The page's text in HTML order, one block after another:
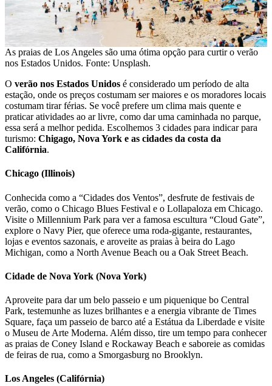
As praias de Los Angeles são uma ótima opção para curtir o verão
nos Estados Unidos. Fonte: Unsplash.
O verão nos Estados Unidos é considerado um período de alta
estação, onde os preços costumam ser maiores e os moradores locais
costumam tirar férias. Se você prefere um clima mais quente e
praticar atividades ao ar livre, como dar uma caminhada no parque,
essa será a melhor pedida. Escolhemos 3 cidades para indicar para
turismo: Chigago, Nova York e as cidades da costa da
Califórnia.
Chicago (Illinois)
Conhecida como a “Cidades dos Ventos”, desfrute de festivais de
verão, como o Chicago Blues Festival e o Lollapaloza em Chicago.
Visite o Millennium Park para ver a famosa escultura “Cloud Gate”,
explore o Navy Pier, que oferece uma roda-gigante, restaurantes,
lojas e eventos sazonais, e aroveite as praias à beira do Lago
Michigan, como a North Avenue Beach ou a Oak Street Beach.
Cidade de Nova York (Nova York)
Aproveite para dar um belo passeio e um piquenique bo Central
Park, testemunhe as luzes brilhantes e a energia vibrante de Times
Square, faça um passeio de barco até a Estátua da Liberdade e visite
o Museu de Arte Moderna. Além disso, tire um tempo para conhecer
as praias de Coney Island e Rockaway Beach e saboreie as comidas
de feiras de rua, como a Smorgasburg no Brooklyn.
Los Angeles (Califórnia)